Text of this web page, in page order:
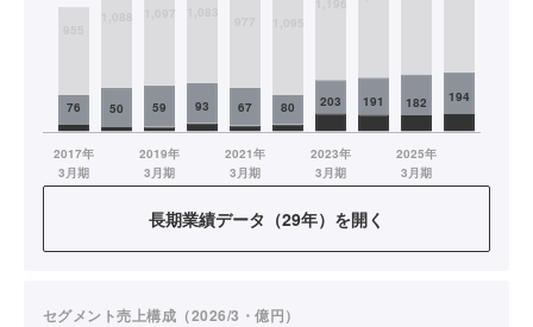
長期業績データ（29年）を開く
セグメント売上構成（2026/3・億円）